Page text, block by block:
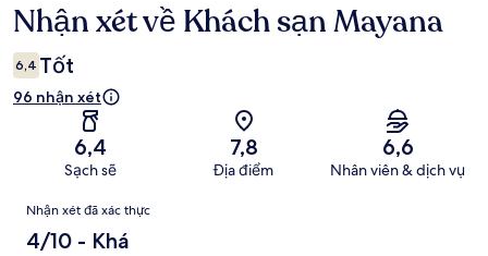
Nhận
xét
Nhận xét về Khách sạn Mayana
6,4 Tốt
96 nhận xét
6,4
Sạch sẽ
7,8
Địa điểm
6,6
Nhân viên & dịch vụ
Nhận
xét
Nhận xét đã xác thực
4/10 - Khá